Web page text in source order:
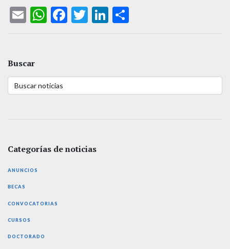
EmailWhatsApp
Facebook
TwitterLinkedIn
Buscar
Categorías de noticias
ANUNCIOS
BECAS
CONVOCATORIAS
CURSOS
DOCTORADO